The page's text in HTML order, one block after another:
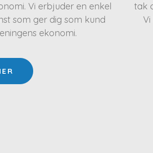
Vi erbjuder en enkel
som ger dig som kund
ekonomi.
tak